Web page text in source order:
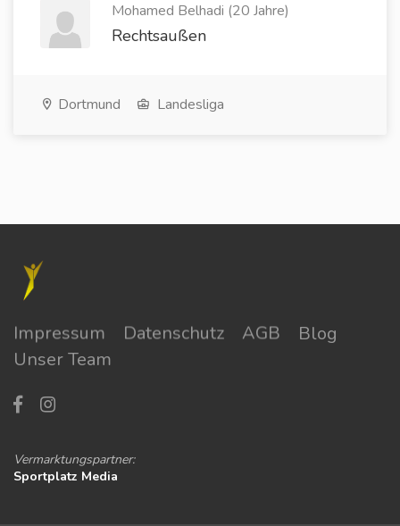
Mohamed Belhadi (20 Jahre)
Rechtsaußen
Dortmund Landesliga
Impressum Datenschutz AGB
Blog
Unser Team
Vermarktungspartner:
Sportplatz Media